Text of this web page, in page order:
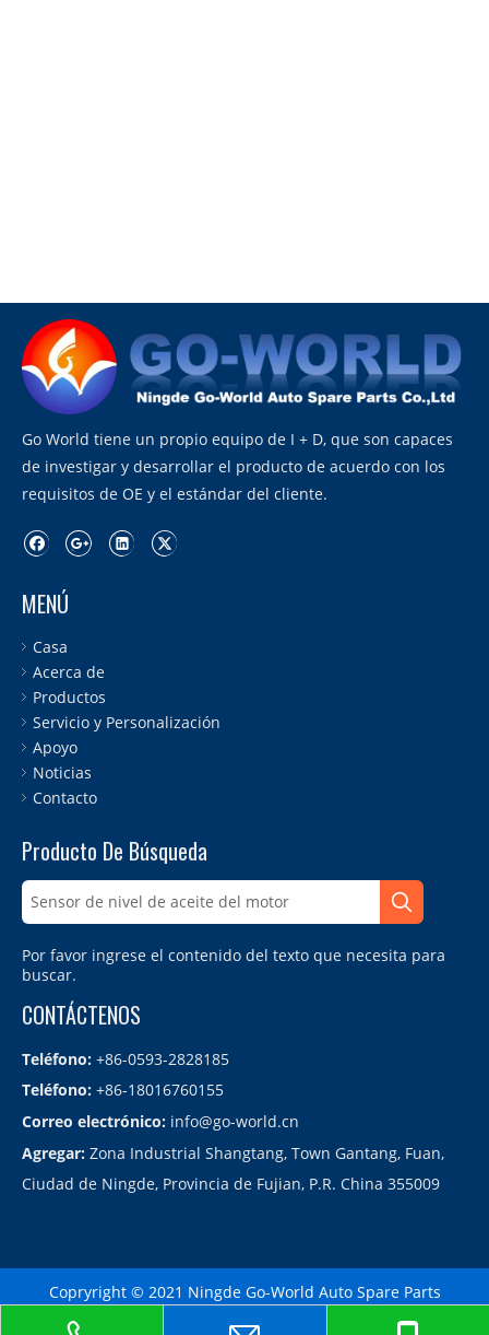
Go World tiene un propio equipo de I + D, que son capaces
de investigar y desarrollar el producto de acuerdo con los
requisitos de OE y el estándar del cliente.
MENÚ
Casa
Acerca de
Productos
Servicio y Personalización
Apoyo
Noticias
Contacto
Producto De Búsqueda
Por favor ingrese el contenido del texto que necesita para
buscar.
CONTÁCTENOS
Teléfono: +86-0593-2828185
Teléfono: +86-18016760155
Correo electrónico: info@go-world.cn
Agregar: Zona Industrial Shangtang, Town Gantang, Fuan,
Ciudad de Ningde, Provincia de Fujian, P.R. China 355009
Copryright © 2021 Ningde Go-World Auto Spare Parts
Co.,LTD.备案号：
| Technology